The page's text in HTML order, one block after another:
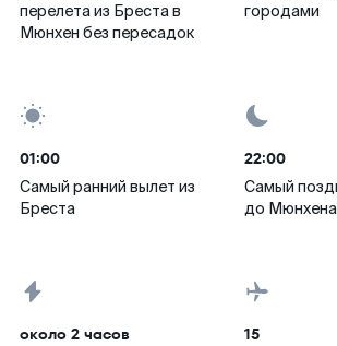
перелета из Бреста в
Мюнхен без пересадок
городами
01:00
Самый ранний вылет из
Бреста
22:00
Самый
до Мюнхена
около 2 часов 15